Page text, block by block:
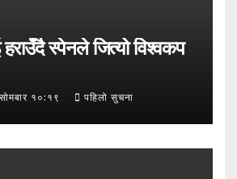
हराउँदै स्पेनले जित्यो विश्वकप
१०:१९ पहिलो सुचना